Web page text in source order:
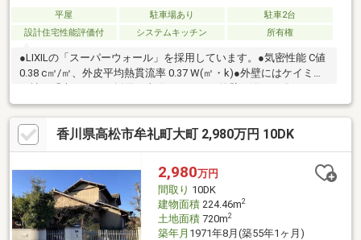
平屋 駐車場あり
駐車2台
設計住宅性能評価付
システムキッチン 所有権
●LIXILの「スーパーウォール」を採用しています。●気密性能 C値
0.38 c㎡/㎡、外皮平均熱貫流率 0.37 W(㎡・k)●外壁にはケイミュ
す。●ことでん志度線「八栗新道」駅まで徒歩約5分、JR高徳線
「讃岐牟礼」駅まで徒歩約5分で2沿線利用可能です。●現在売主
居住中ですが、内覧可能です。
香川県高松市牟礼町大町 2,980万円 10DK
2,980万円
間取り 10DK
建物面積224.46m2
土地面積720m2
築年月 1971年8月(築55年1ヶ月)